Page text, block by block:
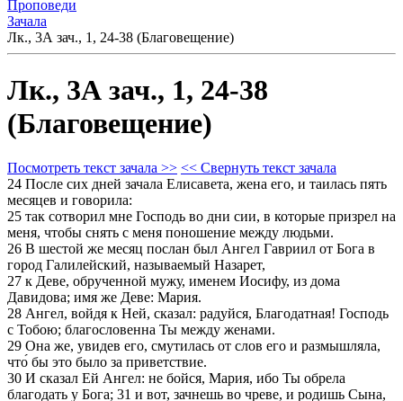
Проповеди
Зачала
Лк., 3А зач., 1, 24-38 (Благовещение)
Лк., 3А зач., 1, 24-38
(Благовещение)
Посмотреть текст зачала >> << Свернуть текст зачала
24 После сих дней зачала Елисавета, жена его, и таилась пять
месяцев и говорила:
25 так сотворил мне Господь во дни сии, в которые призрел на
меня, чтобы снять с меня поношение между людьми.
26 В шестой же месяц послан был Ангел Гавриил от Бога в
город Галилейский, называемый Назарет,
27 к Деве, обрученной мужу, именем Иосифу, из дома
Давидова; имя же Деве: Мария.
28 Ангел, войдя к Ней, сказал: радуйся, Благодатная! Господь
с Тобою; благословенна Ты между женами.
29 Она же, увидев его, смутилась от слов его и размышляла,
что́ бы это было за приветствие.
30 И сказал Ей Ангел: не бойся, Мария, ибо Ты обрела
благодать у Бога; 31 и вот, зачнешь во чреве, и родишь Сына,